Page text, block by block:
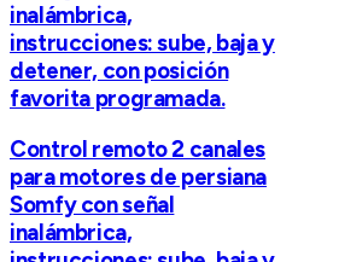
inalámbrica,
instrucciones: sube, baja y
detener, con posición
favorita programada.
Control remoto 2 canales
para motores de persiana
Somfy con señal
inalámbrica,